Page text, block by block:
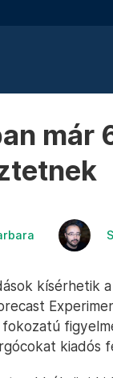
már
kísérhetik
kiadós